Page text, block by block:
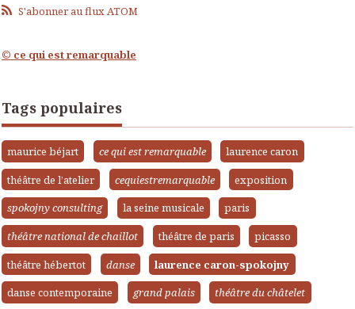
S'abonner au flux ATOM
© ce qui est remarquable
Tags populaires
maurice béjart ce qui est remarquable
laurence caron
théâtre de l’atelier
cequiestremarquable
exposition
spokojny consulting
la seine musicale
paris
théâtre national de chaillot
théâtre de paris
picasso
théâtre hébertot
danse
laurence caron-spokojny
danse contemporaine
grand palais
théâtre du châtelet